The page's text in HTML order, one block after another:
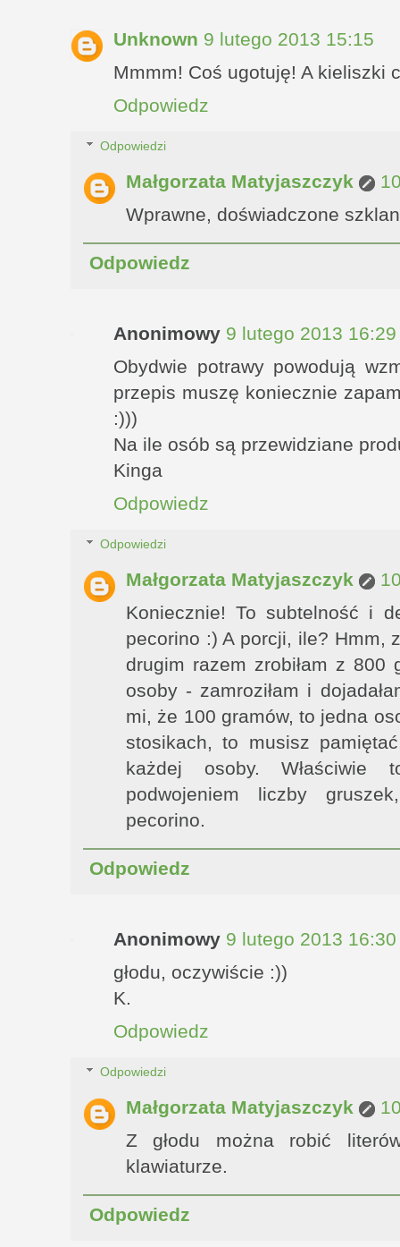
Unknown 9 lutego 2013 15:15
Mmmm! Coś ugotuję! A kieliszki
Odpowiedz
Odpowiedzi
Małgorzata Matyjaszczyk
Wprawne, doświadczone
Odpowiedz
Anonimowy 9 lutego 2013 16:29
Obydwie potrawy powodują
przepis muszę koniecznie
:)))
Na ile osób są przewidziane
Kinga
Odpowiedz
Odpowiedzi
Małgorzata Matyjaszczyk
Koniecznie! To subtelność i
pecorino :) A porcji, ile? Hmm,
drugim razem zrobiłam z 800
osoby - zamroziłam i
mi, że 100 gramów, to jedna
stosikach, to musisz
każdej osoby.
podwojeniem liczby
pecorino.
Odpowiedz
Anonimowy 9 lutego 2013 16:30
głodu, oczywiście :))
K.
Odpowiedz
Odpowiedzi
Małgorzata Matyjaszczyk
Z głodu można robić
klawiaturze.
Odpowiedz